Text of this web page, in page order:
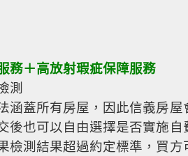
務＋高放射瑕疵保障服務
測
涵蓋所有房屋，因此信義房
後也可以自由選擇是否實施
檢測結果超過約定標準，買